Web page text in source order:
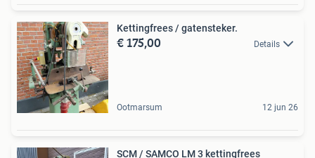
Kettingfrees / gatensteker.
€ 175,00 Details
Ootmarsum 12 jun 26
SCM / SAMCO LM 3 kettingfrees